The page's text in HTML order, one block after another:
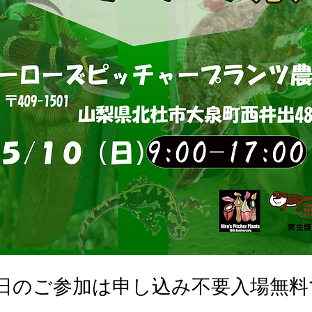
のご参加は申し込み不要入場無